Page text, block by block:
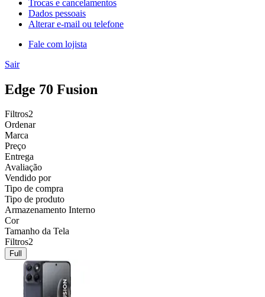
Trocas e cancelamentos
Dados pessoais
Alterar e-mail ou telefone
Fale com lojista
Sair
Edge 70 Fusion
Filtros2
Ordenar
Marca
Preço
Entrega
Avaliação
Vendido por
Tipo de compra
Tipo de produto
Armazenamento Interno
Cor
Tamanho da Tela
Filtros2
Full